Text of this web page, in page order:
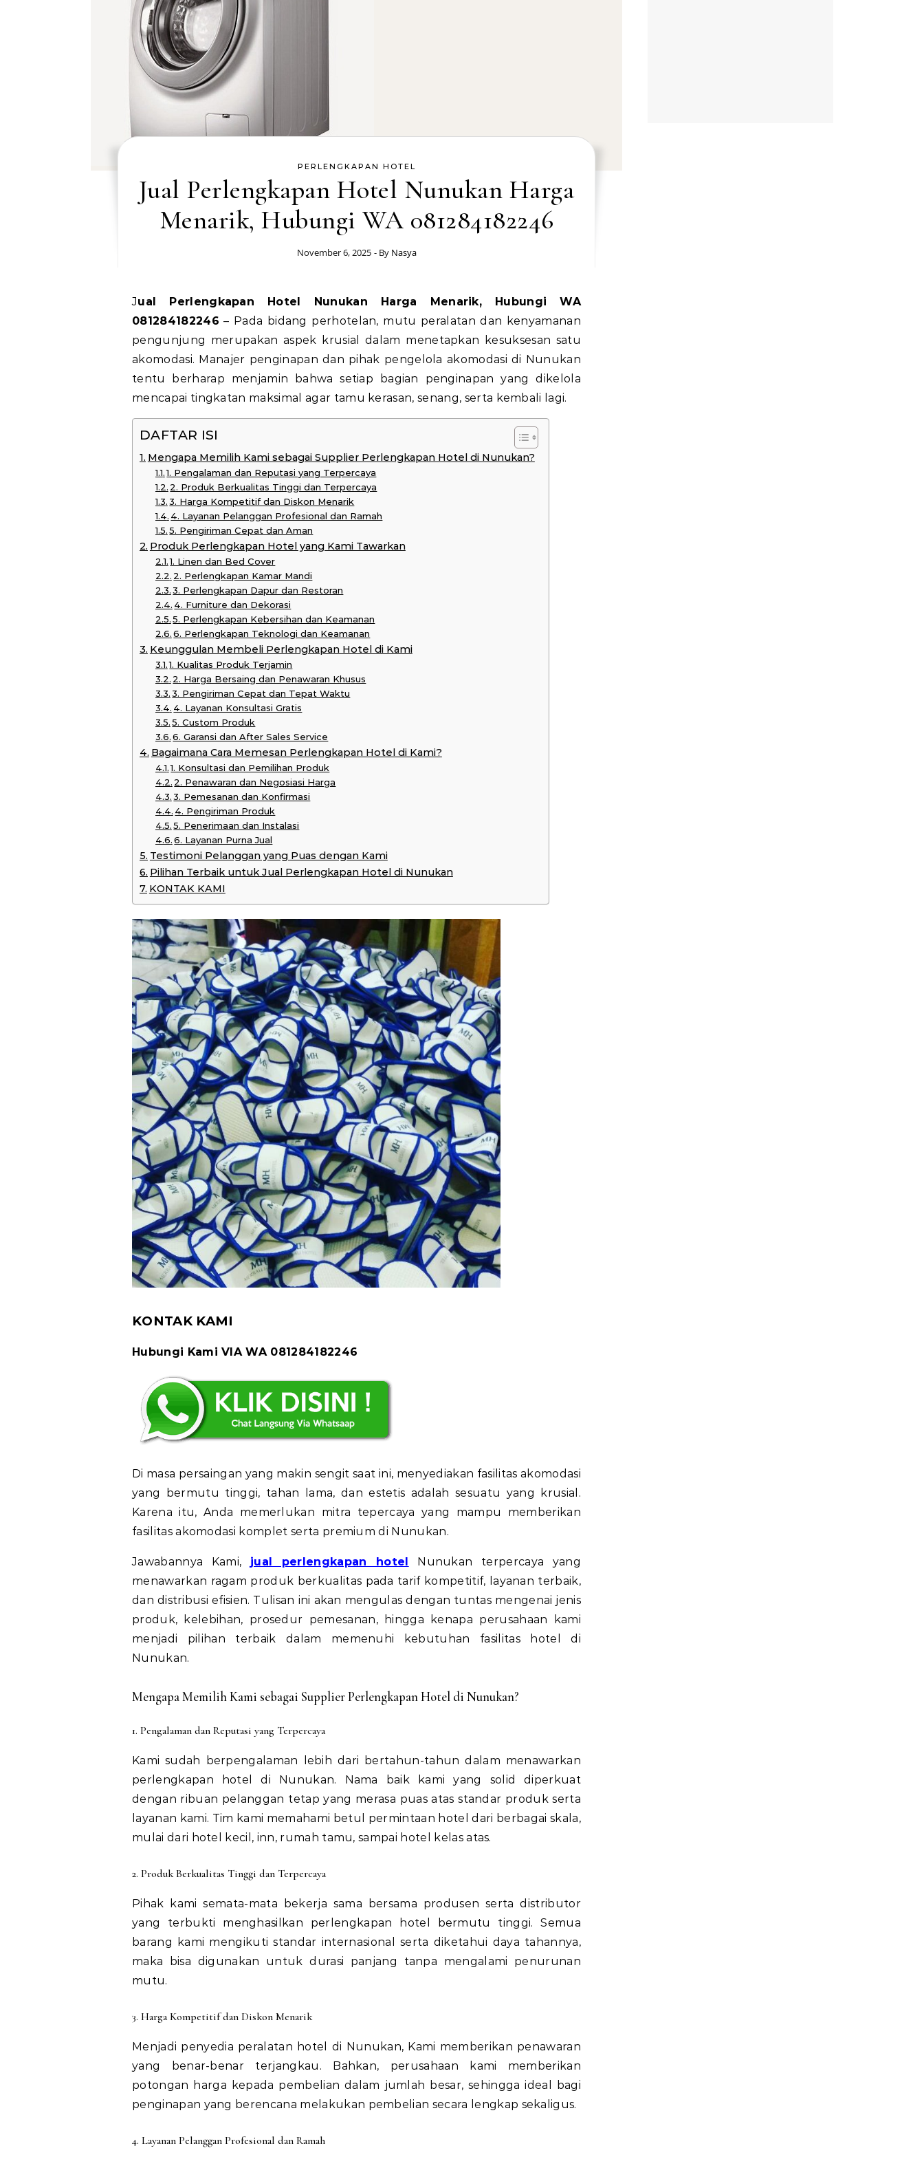
PERLENGKAPAN HOTEL
Jual Perlengkapan Hotel Nunukan Harga
Menarik, Hubungi WA 081284182246
November 6, 2025 - By Nasya
Jual Perlengkapan Hotel Nunukan Harga Menarik, Hubungi WA
081284182246 – Pada bidang perhotelan, mutu peralatan dan kenyamanan
pengunjung merupakan aspek krusial dalam menetapkan kesuksesan satu
akomodasi. Manajer penginapan dan pihak pengelola akomodasi di Nunukan
tentu berharap menjamin bahwa setiap bagian penginapan yang dikelola
mencapai tingkatan maksimal agar tamu kerasan, senang, serta kembali lagi.
DAFTAR ISI
Mengapa Memilih Kami sebagai Supplier Perlengkapan Hotel di Nunukan?
1. Pengalaman dan Reputasi yang Terpercaya
2. Produk Berkualitas Tinggi dan Terpercaya
3. Harga Kompetitif dan Diskon Menarik
4. Layanan Pelanggan Profesional dan Ramah
5. Pengiriman Cepat dan Aman
Produk Perlengkapan Hotel yang Kami Tawarkan
1. Linen dan Bed Cover
2. Perlengkapan Kamar Mandi
3. Perlengkapan Dapur dan Restoran
4. Furniture dan Dekorasi
5. Perlengkapan Kebersihan dan Keamanan
6. Perlengkapan Teknologi dan Keamanan
Keunggulan Membeli Perlengkapan Hotel di Kami
1. Kualitas Produk Terjamin
2. Harga Bersaing dan Penawaran Khusus
3. Pengiriman Cepat dan Tepat Waktu
4. Layanan Konsultasi Gratis
5. Custom Produk
6. Garansi dan After Sales Service
Bagaimana Cara Memesan Perlengkapan Hotel di Kami?
1. Konsultasi dan Pemilihan Produk
2. Penawaran dan Negosiasi Harga
3. Pemesanan dan Konfirmasi
4. Pengiriman Produk
5. Penerimaan dan Instalasi
6. Layanan Purna Jual
Testimoni Pelanggan yang Puas dengan Kami
Pilihan Terbaik untuk Jual Perlengkapan Hotel di Nunukan
KONTAK KAMI
KONTAK KAMI
Hubungi Kami VIA WA 081284182246
Di masa persaingan yang makin sengit saat ini, menyediakan fasilitas akomodasi
yang bermutu tinggi, tahan lama, dan estetis adalah sesuatu yang krusial.
Karena itu, Anda memerlukan mitra tepercaya yang mampu memberikan
fasilitas akomodasi komplet serta premium di Nunukan.
Jawabannya Kami, jual perlengkapan hotel Nunukan terpercaya yang
menawarkan ragam produk berkualitas pada tarif kompetitif, layanan terbaik,
dan distribusi efisien. Tulisan ini akan mengulas dengan tuntas mengenai jenis
produk, kelebihan, prosedur pemesanan, hingga kenapa perusahaan kami
menjadi pilihan terbaik dalam memenuhi kebutuhan fasilitas hotel di
Nunukan.
Mengapa Memilih Kami sebagai Supplier Perlengkapan Hotel di Nunukan?
1. Pengalaman dan Reputasi yang Terpercaya
Kami sudah berpengalaman lebih dari bertahun-tahun dalam menawarkan
perlengkapan hotel di Nunukan. Nama baik kami yang solid diperkuat
dengan ribuan pelanggan tetap yang merasa puas atas standar produk serta
layanan kami. Tim kami memahami betul permintaan hotel dari berbagai skala,
mulai dari hotel kecil, inn, rumah tamu, sampai hotel kelas atas.
2. Produk Berkualitas Tinggi dan Terpercaya
Pihak kami semata-mata bekerja sama bersama produsen serta distributor
yang terbukti menghasilkan perlengkapan hotel bermutu tinggi. Semua
barang kami mengikuti standar internasional serta diketahui daya tahannya,
maka bisa digunakan untuk durasi panjang tanpa mengalami penurunan
mutu.
3. Harga Kompetitif dan Diskon Menarik
Menjadi penyedia peralatan hotel di Nunukan, Kami memberikan penawaran
yang benar-benar terjangkau. Bahkan, perusahaan kami memberikan
potongan harga kepada pembelian dalam jumlah besar, sehingga ideal bagi
penginapan yang berencana melakukan pembelian secara lengkap sekaligus.
4. Layanan Pelanggan Profesional dan Ramah